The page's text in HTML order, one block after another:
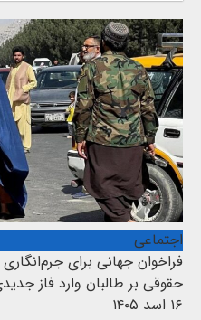
اجتماعی
فراخوان جهانی برای
حقوقی بر طالبان وارد فاز
۱۶ اسد ۱۴۰۵